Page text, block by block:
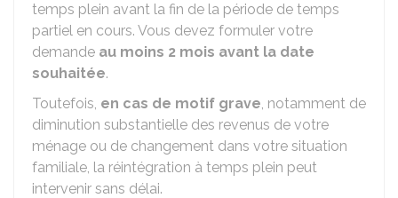
temps plein avant la fin de la période de temps
partiel en cours. Vous devez formuler votre
demande au moins 2 mois avant la date
souhaitée.
Toutefois, en cas de motif grave, notamment de
diminution substantielle des revenus de votre
ménage ou de changement dans votre situation
familiale, la réintégration à temps plein peut
intervenir sans délai.